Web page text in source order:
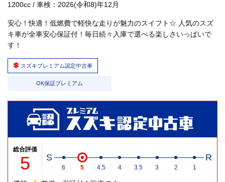
1200cc / 車検：2026(令和8)年12月
安心！快適！低燃費で軽快な走りが魅力のスイフト☆ 人気のスズ
キ車が全車安心保証付！毎日続々入庫で選べる楽しさいっぱいで
す！
スズキプレミアム認定中古車
OK保証プレミアム
総合評価
5 S R
6 5 4.5 4 3.5 3 2 1